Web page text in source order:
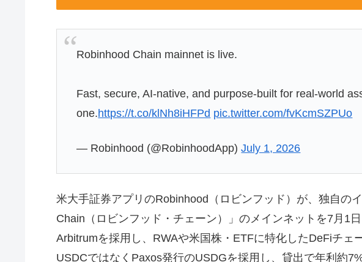
Robinhood Chain mainnet is live.
Fast, secure, AI-native, and purpose-built for real-world
one.https://t.co/klNh8iHFPd pic.twitter.com/fvKcmSZPUo
— Robinhood (@RobinhoodApp)July 1, 2026
米大手証券アプリのRobinhood（ロビンフッド）が、独自の
Chain（ロビンフッド・チェーン）」のメインネットを7月1
Arbitrumを採用し、RWAや米国株・ETFに特化したDeFiチェ
USDCではなくPaxos発行のUSDGを採用し、貸出で年利約